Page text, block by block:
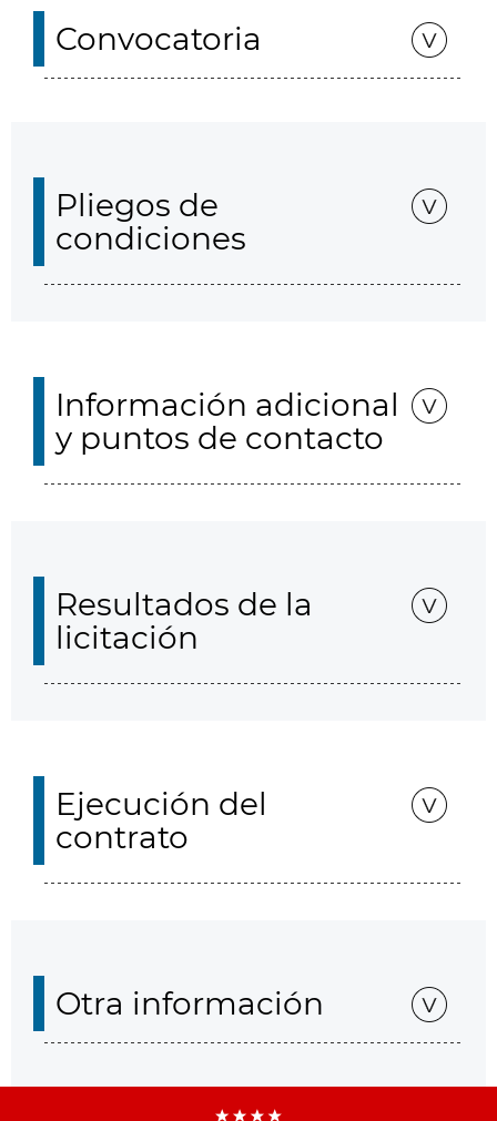
Convocatoria
Pliegos de
condiciones
Información adicional
y puntos de contacto
Resultados de la
licitación
Ejecución del
contrato
Otra información